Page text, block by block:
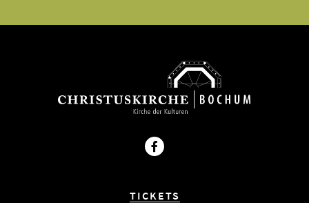
Facebook
TICKETS